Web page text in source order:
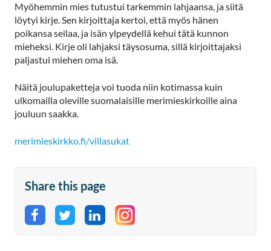
Myöhemmin mies tutustui tarkemmin lahjaansa, ja siitä
löytyi kirje. Sen kirjoittaja kertoi, että myös hänen
poikansa seilaa, ja isän ylpeydellä kehui tätä kunnon
mieheksi. Kirje oli lahjaksi täysosuma, sillä kirjoittajaksi
paljastui miehen oma isä.
Näitä joulupaketteja voi tuoda niin kotimassa kuin
ulkomailla oleville suomalaisille merimieskirkoille aina
jouluun saakka.
merimieskirkko.fi/villasukat
Share this page
Share on Facebook
Share on Twitter
Share on LinkedIn